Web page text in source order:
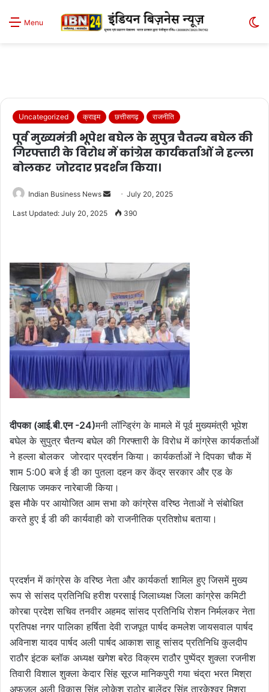
Menu
Uncategorized क्राइम छत्तीसगढ़ राजनीति
पूर्व मुख्यमंत्री भूपेश बघेल के सुपुत्र चैतन्य बघेल की
गिरफ्तारी के विरोध में कांग्रेस कार्यकर्ताओं ने हल्ला
बोलकर जोरदार प्रदर्शन किया।
Indian Business News
Send
an
July 20, 2025
Last Updated: July 20, 2025 390
दीपका (आई.बी.एन -24)मनी लॉन्ड्रिंग के मामले में पूर्व मुख्यमंत्री भूपेश
बघेल के सुपुत्र चैतन्य बघेल की गिरफ्तारी के विरोध में कांग्रेस कार्यकर्ताओं
ने हल्ला बोलकर जोरदार प्रदर्शन किया। कार्यकर्ताओं ने दिपका चौक में
शाम 5:00 बजे ई डी का पुतला दहन कर केंद्र सरकार और एड के
खिलाफ जमकर नारेबाजी किया।
इस मौके पर आयोजित आम सभा को कांग्रेस वरिष्ठ नेताओं ने संबोधित
करते हुए ई डी की कार्यवाही को राजनीतिक प्रतिशोध बताया।
प्रदर्शन में कांग्रेस के वरिष्ठ नेता और कार्यकर्ता शामिल हुए जिसमें मुख्य
रूप से सांसद प्रतिनिधि हरीश परसाई जिलाध्यक्ष जिला कांग्रेस कमिटी
कोरबा प्रदेश सचिव तनवीर अहमद सांसद प्रतिनिधि रोशन निर्मलकर नेता
प्रतिपक्ष नगर पालिका हर्षिता देवी राजपूत पार्षद कमलेश जायसवाल पार्षद
अविनाश यादव पार्षद अली पार्षद आकाश साहू सांसद प्रतिनिधि कुलदीप
राठौर इंटक ब्लॉक अध्यक्ष खगेश बरेठ विक्रम राठौर पुष्पेंद्र शुक्ला रजनीश
तिवारी विशाल शुक्ला केदार सिंह सूरज मानिकपुरी गया चंद्रा भरत मिश्रा
अफजल अली विकास सिंह लोकेश राठोर बालेंद्र सिंह तारकेश्वर मिश्रा